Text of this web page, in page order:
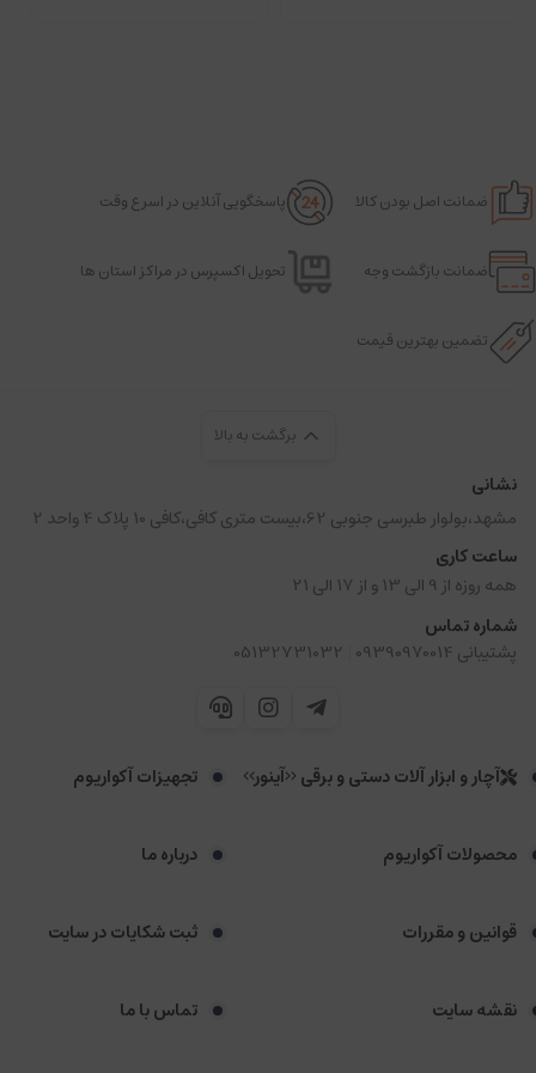
ضمانت اصل بودن کالا پاسخگویی آنلاین در اسرع وقت
ضمانت بازگشت وجه تحویل اکسپرس در مراکز استان ها
تضمین بهترین قیمت
برگشت به بالا
نشانی
مشهد،بولوار طبرسی جنوبی 62،بیست متری کافی،کافی 10 پلاک 4 واحد 2
ساعت کاری
همه روزه از 9 الی 13 و از 17 الی 21
شماره تماس
پشتیبانی 09390970014
05132731032
آچار و ابزار آلات دستی و برقی <<آینور>> تجهیزات آکواریوم
محصولات آکواریوم درباره ما
قوانین و مقررات ثبت شکایات در سایت
نقشه سایت تماس با ما